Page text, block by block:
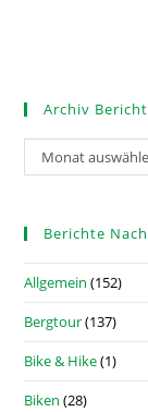
Archiv
Monat
Berichte
Allgemein (152)
Bergtour(137)
Bike & Hike(1)
Biken (28)